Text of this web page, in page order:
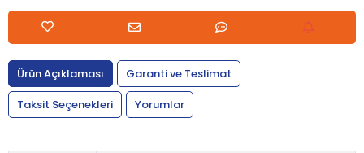
Ürün Açıklaması
Garanti ve Teslimat
Taksit Seçenekleri
Yorumlar